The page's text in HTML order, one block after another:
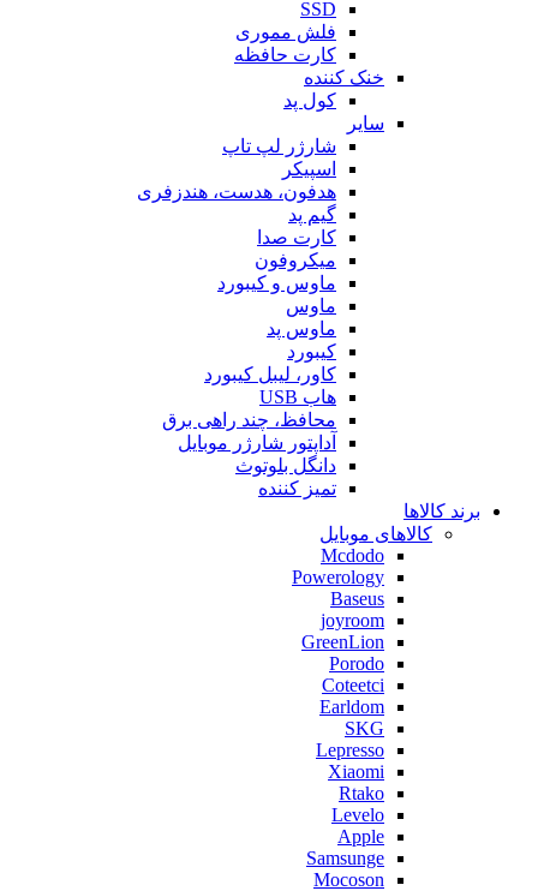
SSD
فلش مموری
کارت حافظه
خنک کننده
کول پد
سایر
شارژر لپ تاپ
اسپیکر
هدفون، هدست، هندزفری
گیم پد
کارت صدا
میکروفون
ماوس و کیبورد
ماوس
ماوس پد
کیبورد
کاور، لیبل کیبورد
هاب USB
محافظ، چند راهی برق
آداپتور شارژر موبایل
دانگل بلوتوث
تمیز کننده
برند کالاها
کالاهای موبایل
Mcdodo
Powerology
Baseus
joyroom
GreenLion
Porodo
Coteetci
Earldom
SKG
Lepresso
Xiaomi
Rtako
Levelo
Apple
Samsunge
Mocoson